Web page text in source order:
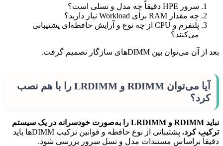
سرور HPE دقیقاً چه مدل و نسلی است؟
چه مقدار RAM برای Workload نیاز دارید؟
پلتفرم و CPU از چه نوع و آرایش حافظه‌ای پشتیبانی
می‌کنند؟
بعد از آن می‌توان بین DIMMهای سازگار تصمیم گرفت.
آیا می‌توان RDIMM و LRDIMM را با هم نصب
کرد؟
نباید RDIMM و LRDIMM را به‌صورت خودسرانه در یک سیستم
ترکیب کرد.
پشتیبانی از نوع حافظه و قوانین ترکیب DIMMها باید
دقیقاً براساس مستندات مدل و نسل سرور بررسی شود.